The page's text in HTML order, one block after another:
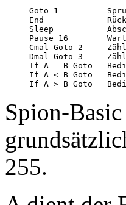
Goto 1
End
Sleep
Pause 16
Cmal Goto 2
Dmal Goto 3
If A = B Goto
If A < B Goto
Spion-
255.